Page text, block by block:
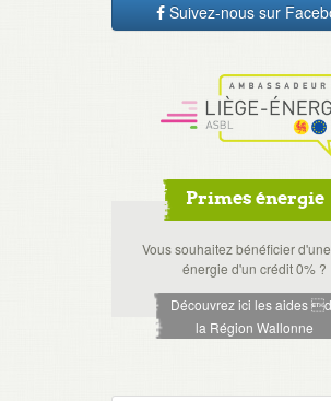
Suivez-nous sur
Primes énergie
Vous souhaitez bénéficier
énergie d'un crédit 0% ?
Découvrez ici les aides
la Région Wallonne